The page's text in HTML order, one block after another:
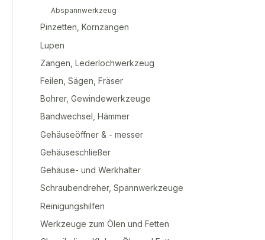
Abspannwerkzeug
Pinzetten, Kornzangen
Lupen
Zangen, Lederlochwerkzeug
Feilen, Sägen, Fräser
Bohrer, Gewindewerkzeuge
Bandwechsel, Hämmer
Gehäuseöffner & - messer
Gehäuseschließer
Gehäuse- und Werkhalter
Schraubendreher, Spannwerkzeuge
Reinigungshilfen
Werkzeuge zum Ölen und Fetten